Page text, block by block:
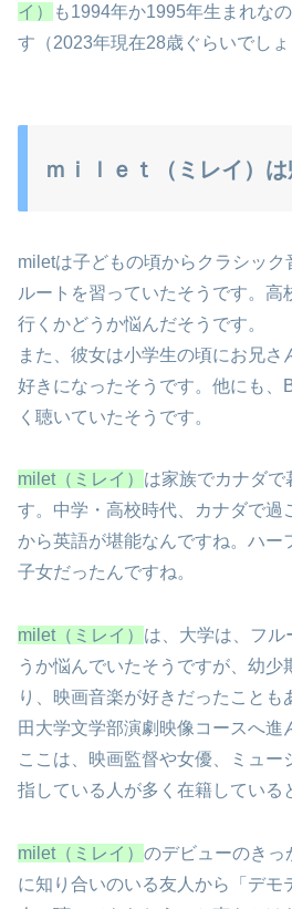
イ）
も1994年か1995年生まれな
す（2023年現在28歳ぐらいでしょ
ｍｉｌｅｔ（ミレイ）
miletは子どもの頃からクラシック
ルートを習っていたそうです。高
行くかどうか悩んだそうです。
また、彼女は小学生の頃にお兄さ
好きになったそうです。他にも、
く聴いていたそうです。
milet（ミレイ） は家族でカナダ
す。中学・高校時代、カナダで過
から英語が堪能なんですね。ハー
子女だったんですね。
milet（ミレイ） は、大学は、フ
うか悩んでいたそうですが、幼少
り、映画音楽が好きだったことも
田大学文学部演劇映像コースへ進
ここは、映画監督や女優、ミュー
指している人が多く在籍している
milet（ミレイ） のデビューのきっ
に知り合いのいる友人から「デモ